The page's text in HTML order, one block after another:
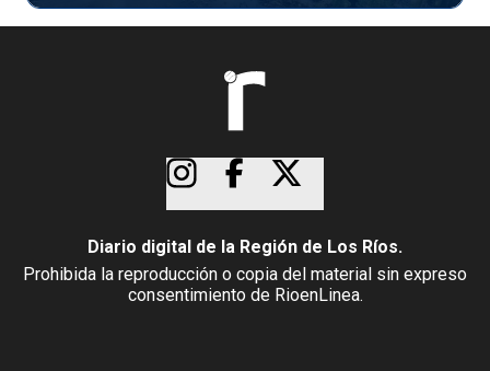
Diario digital de la Región de Los Ríos.
Prohibida la reproducción o copia del material sin expreso
consentimiento de RioenLinea.